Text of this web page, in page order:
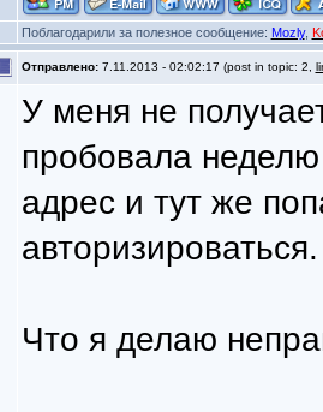
Поблагодарили за полезное сообщение: Mozly,
Отправлено: 7.11.2013 - 02:02:17 (post in topic: 2,
У меня не
пробовала
адрес и тут же
авторизироваться.
Что я делаю